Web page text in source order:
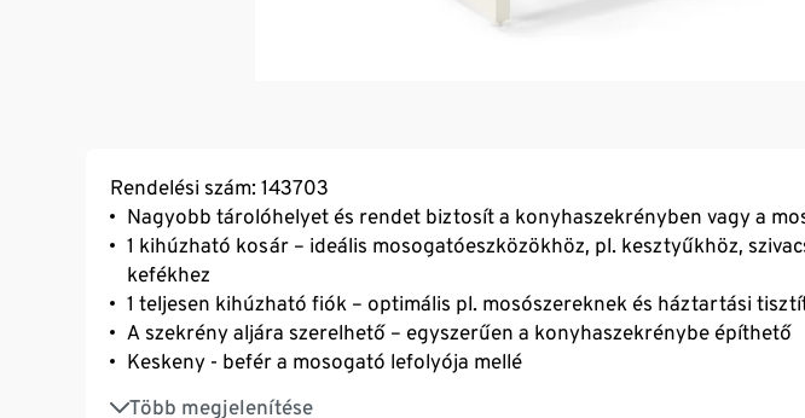
Rendelési szám: 143703
Nagyobb tárolóhelyet és rendet biztosít a konyhaszekrényben vagy a
1 kihúzható kosár – ideális mosogatóeszközökhöz, pl. kesztyűkhöz,
kefékhez
1 teljesen kihúzható fiók – optimális pl. mosószereknek és háztartási
A szekrény aljára szerelhető – egyszerűen a konyhaszekrénybe építhető
Keskeny - befér a mosogató lefolyója mellé
Több megjelenítése
Utólagosan beszerelhető